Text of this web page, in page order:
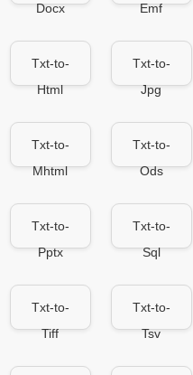
Docx
Emf
Txt-to-
Html
Txt-to-
Jpg
Txt-to-
Mhtml
Txt-to-
Ods
Txt-to-
Pptx
Txt-to-
Sql
Txt-to-
Tiff
Txt-to-
Tsv